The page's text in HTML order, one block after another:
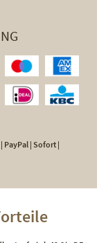
PayPal | Sofort |